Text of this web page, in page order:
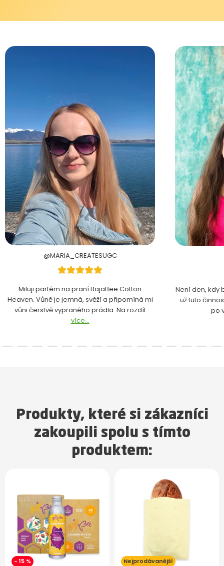
@MARIA_CREATESUGC
Miluji parfém na praní BajaBee Cotton
Heaven. Vůně je jemná, svěží a připomíná mi
vůni čerstvě vypraného prádla. Na rozdíl
více...
Není den, kdy
už tuto
po
Produkty, které si zákazníci
zakoupili spolu s tímto
produktem:
- 15 % Nejprodávanější